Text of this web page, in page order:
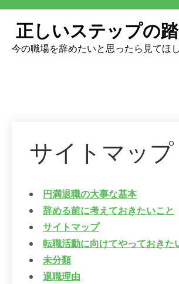
Skip
content
正しいステップの
今の職場を辞めたいと思ったら見てほ
サイトマップ
円満退職の大事な基本
辞める前に考えておきたいこと
サイトマップ
転職活動に向けてやっておきた
未分類
退職理由